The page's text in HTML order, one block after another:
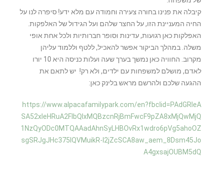
קיבלה את פנינו בחורה צעירה וחמודה עם מלא ידע! סיפרה לנו על
החיה המעניינת הזו, על החצר שלהם ועל הגידול של האלפקות.
האפלקות כאן רגועות, עדינות וסופר חברותיות ולכל אחת אופי
משלה. במהלך הביקור אפשר להאכיל, ללטף וללמוד עליהן
מקרוב. החוויה כאן נמשך בערך שעה ועלות כניסה היא 10 יורו
לאדם, מושלם למשפחות עם ילדים, ולא רק! יש לתאם את
ההגעה שלכם ולהרשם מראש בלינק כאן:
https://www.alpacafamilypark.com/en?fbclid=PAdGRleA
SA52xleHRuA2FlbQIxMQBzcnRjBmFwcF9pZA8xMjQwMjQ
1NzQyODc0MTQAAadAhnSyLHBOvRx1wdro6pVg5ahoOZ
sgSRJgJHc375IQVMuikR-l2jZcSCA8aw_aem_8Dsm45Jo
A4gxsajOUBM5dQ